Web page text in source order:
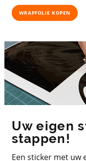
WRAPFOLIE KOPEN
Uw eigen
stappen!
Een sticker met uw